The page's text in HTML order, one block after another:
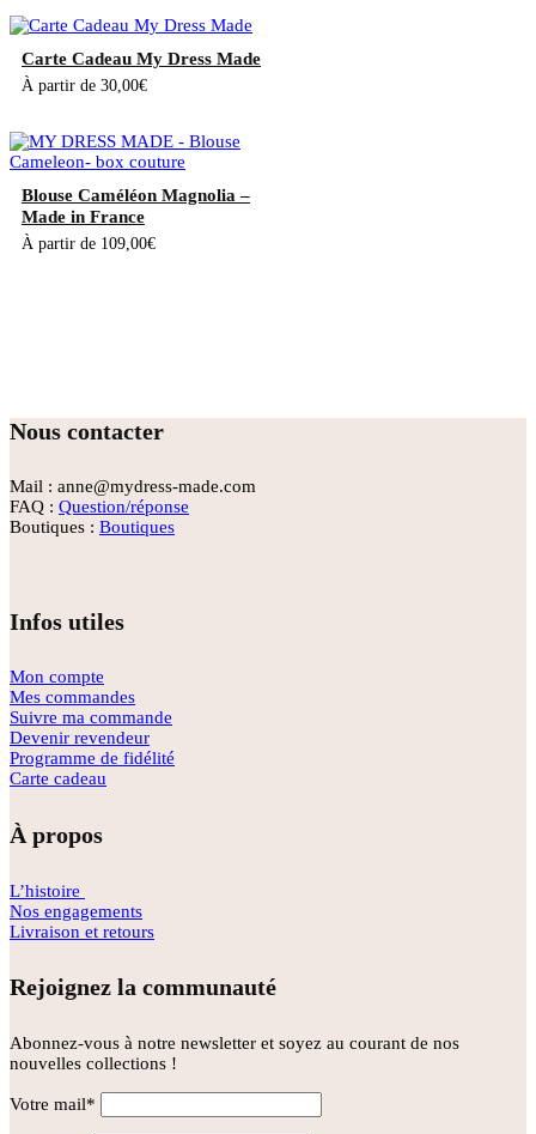
Carte Cadeau My Dress Made
À partir de 30,00€
Blouse Caméléon Magnolia –
Made in France
À partir de 109,00€
Nous contacter
Mail : anne@mydress-made.com
FAQ : Question/réponse
Boutiques : Boutiques
Infos utiles
Mon compte
Mes commandes
Suivre ma commande
Devenir revendeur
Programme de fidélité
Carte cadeau
À propos
L’histoire
Nos engagements
Livraison et retours
Rejoignez la communauté
Abonnez-vous à notre newsletter et soyez au courant de nos
nouvelles collections !
Votre mail*